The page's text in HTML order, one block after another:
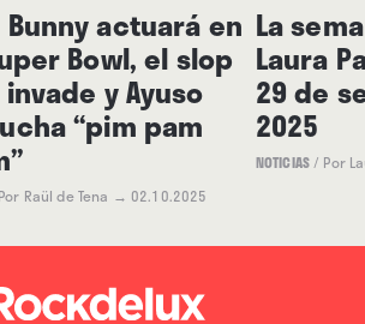
Bunny actuará en
Bowl, el slop
y Ayuso
“pim pam
Por Raül de Tena → 02.10.2025
La
Laura
29 de
2025
NOTICIAS/ Por